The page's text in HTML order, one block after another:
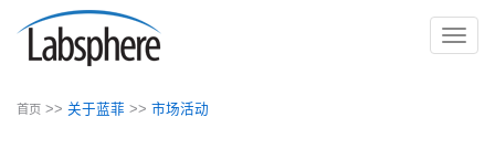
切
首页 >> 关于蓝菲 >> 市场活动